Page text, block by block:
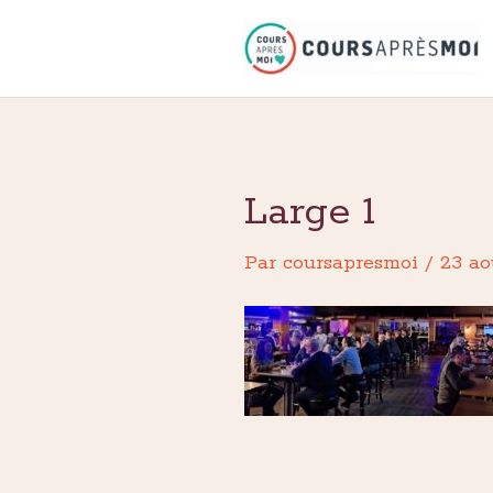
contenu
Large 1
Par coursapresmoi / 23